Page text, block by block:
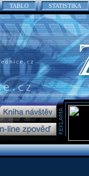
TABLO STATISTIKA